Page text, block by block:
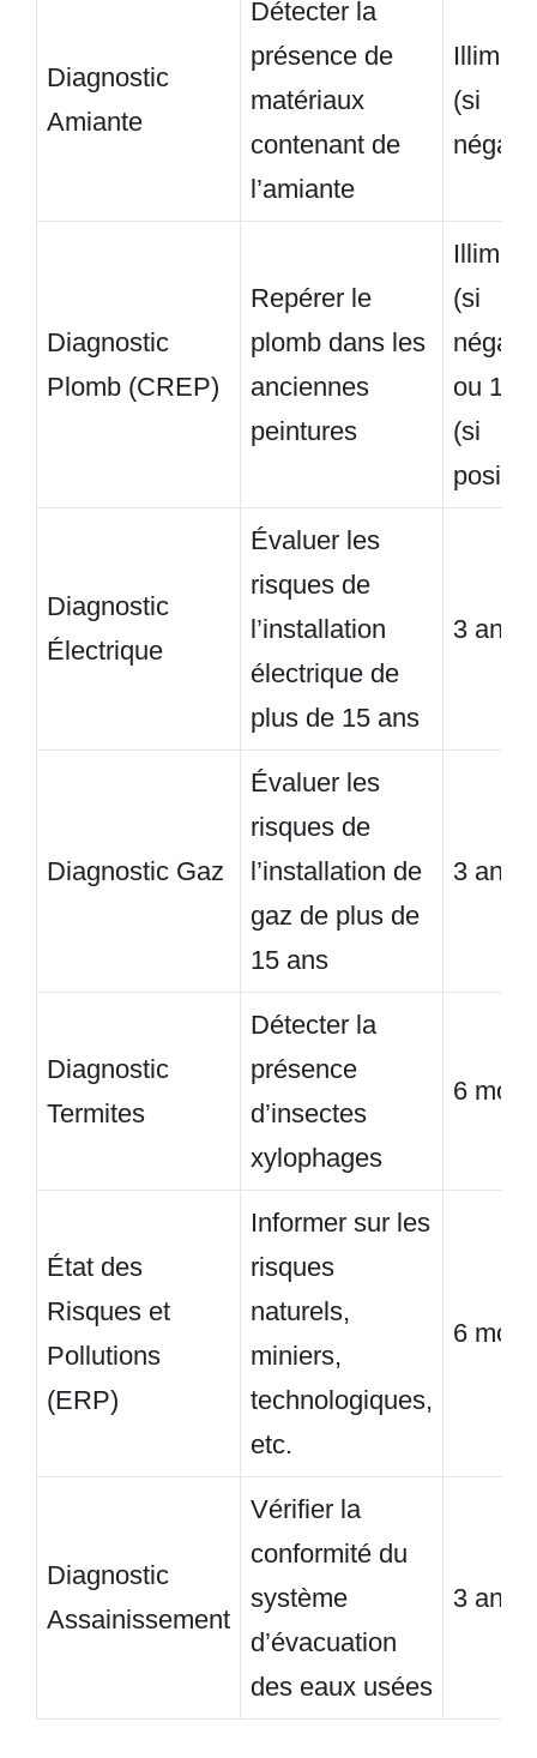
Diagnostic
Amiante
Détecter la
présence de
matériaux
contenant de
l’amiante
(si
Diagnostic
Plomb (CREP)
Repérer le
plomb dans les
anciennes
peintures
(si
ou 1
(si
positif)
Diagnostic
Électrique
Évaluer les
risques de
l’installation
électrique de
plus de 15 ans
3 ans
Diagnostic Gaz
Évaluer les
risques de
l’installation de
gaz de plus de
15 ans
3 ans
Diagnostic
Termites
Détecter la
présence
d’insectes
xylophages
6 mois
État des
Risques et
Pollutions
(ERP)
Informer sur les
risques
naturels,
miniers,
technologiques,
etc.
6 mois
Diagnostic
Assainissement
Vérifier la
conformité du
système
d’évacuation
des eaux usées
3 ans